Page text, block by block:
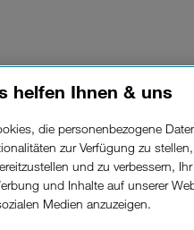
helfen Ihnen & uns
die personenbezogene
zur Verfügung zu
und zu verbessern,
und Inhalte auf unserer
Medien anzuzeigen.